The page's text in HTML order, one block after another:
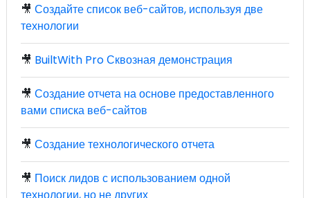
🎥 Создайте список веб-сайтов, используя две
технологии
🎥 BuiltWith Pro Сквозная демонстрация
🎥 Создание отчета на основе предоставленного
вами списка веб-сайтов
🎥 Создание технологического отчета
🎥 Поиск лидов с использованием одной
технологии, но не других